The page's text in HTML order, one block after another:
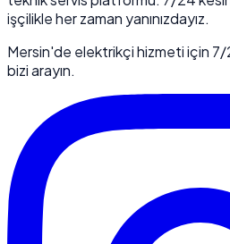
işçilikle her zaman yanınızdayız.
Mersin'de elektrikçi hizmeti için 7/
bizi arayın.